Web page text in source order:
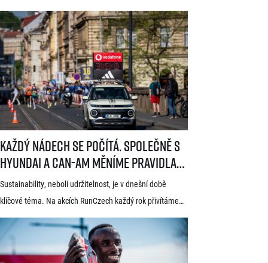
Generali 1/2Maraton Praha. Do povědomí běžců se
dostal nejen trasou vedoucí srdcem historické Prahy, ale
i tradicí a naprosto jedinečnou atmosférou. Pyšní se
známkou kvality World Athletics Elite Label, spadá do
seriálu evropských půlmaratonů zvaného SuperHalfs
a jedná se o nejžádanější z pěti závodů RunCzech Halfs.
[…]
Každý nádech se počítá. Společně s
Hyundai a Can-Am měníme pravidla
hry
Sustainability, neboli udržitelnost, je v dnešní době
klíčové téma. Na akcích RunCzech každý rok přivítáme
statisíce osob, které motivujeme k pohybu a zdravému
životnímu stylu. S každou masovou akcí se však pojí také
odpovědnost vůči životnímu prostředí a pro nás
Každý nádech se počítá. Společně s Hyundai a Can-Am měníme